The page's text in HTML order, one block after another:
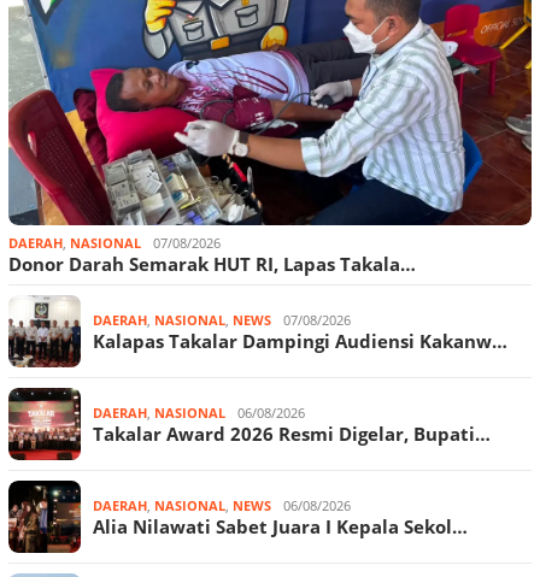
DAERAH, NASIONAL 07/08/2026
Donor Darah Semarak HUT RI, Lapas Takala…
DAERAH, NASIONAL, NEWS 07/08/2026
Kalapas Takalar Dampingi Audiensi Kakanw…
DAERAH, NASIONAL 06/08/2026
Takalar Award 2026 Resmi Digelar, Bupati…
DAERAH, NASIONAL, NEWS 06/08/2026
Alia Nilawati Sabet Juara I Kepala Sekol…